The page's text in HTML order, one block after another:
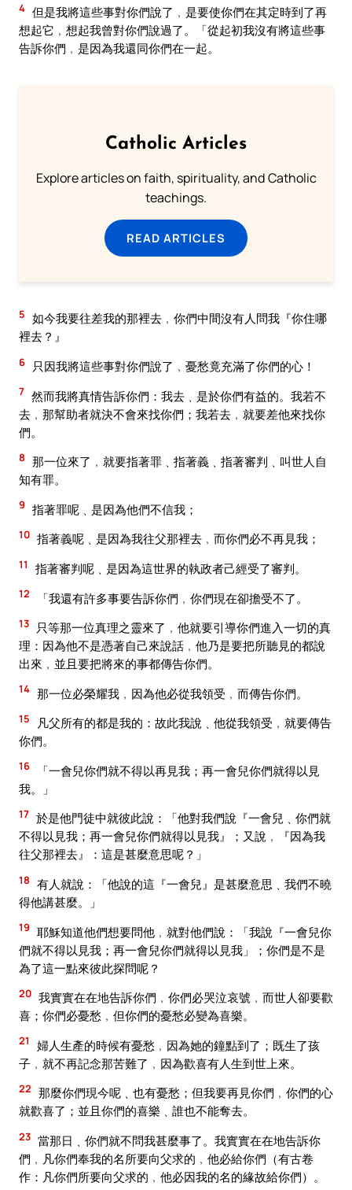
4 但是我將這些事對你們說了﹐是要使你們在其定時到了再
想起它﹐想起我曾對你們說過了。「從起初我沒有將這些事
告訴你們﹐是因為我還同你們在一起。
Catholic Articles
Explore articles on faith, spirituality, and Catholic
teachings.
READ ARTICLES
5 如今我要往差我的那裡去﹐你們中間沒有人問我『你住哪
裡去？』
6 只因我將這些事對你們說了﹐憂愁竟充滿了你們的心！
7 然而我將真情告訴你們：我去﹑是於你們有益的。我若不
去﹐那幫助者就決不會來找你們；我若去﹐就要差他來找你
們。
8 那一位來了﹐就要指著罪﹑指著義﹑指著審判﹑叫世人自
知有罪。
9 指著罪呢﹑是因為他們不信我；
10 指著義呢﹑是因為我往父那裡去﹐而你們必不再見我；
11 指著審判呢﹑是因為這世界的執政者己經受了審判。
12 「我還有許多事要告訴你們﹐你們現在卻擔受不了。
13
只等那一位真理之靈來了﹐他就要引導你們進入一切的真
理：因為他不是憑著自己來說話﹐他乃是要把所聽見的都說
出來﹐並且要把將來的事都傳告你們。
14 那一位必榮耀我﹐因為他必從我領受﹐而傳告你們。
15
凡父所有的都是我的：故此我說﹑他從我領受﹐就要傳告
你們。
16
「一會兒你們就不得以再見我；再一會兒你們就得以見
我。」
17 於是他門徒中就彼此說：「他對我們說『一會兒﹑你們就
不得以見我；再一會兒你們就得以見我』；又說﹐『因為我
往父那裡去』：這是甚麼意思呢？」
18 有人就說：「他說的這『一會兒』是甚麼意思﹑我們不曉
得他講甚麼。」
19 耶穌知道他們想要問他﹐就對他們說：「我說『一會兒你
們就不得以見我；再一會兒你們就得以見我」；你們是不是
為了這一點來彼此探問呢？
20 我實實在在地告訴你們﹐你們必哭泣哀號﹐而世人卻要歡
喜；你們必憂愁﹐但你們的憂愁必變為喜樂。
21
婦人生產的時候有憂愁﹐因為她的鐘點到了；既生了孩
子﹐就不再記念那苦難了﹐因為歡喜有人生到世上來。
22 那麼你們現今呢﹑也有憂愁；但我要再見你們﹐你們的心
就歡喜了；並且你們的喜樂﹑誰也不能奪去。
23 當那日﹑你們就不問我甚麼事了。我實實在在地告訴你
們﹐凡你們奉我的名所要向父求的﹐他必給你們（有古卷
作：凡你們所要向父求的﹐他必因我的名的緣故給你們）。